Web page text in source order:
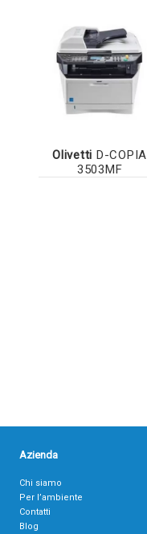
Olivetti D-COPIA
3503MF
Azienda
Chi siamo
Per l’ambiente
Contatti
Blog